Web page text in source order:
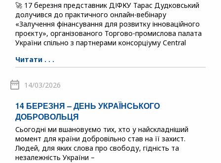
🚀 17 березня представник ДІФКУ Тарас Дудковський
долучився до практичного онлайн-вебінару
«Залучення фінансування для розвитку інноваційного
проєкту», організованого Торгово-промислова палата
України спільно з партнерами консорціуму Central
Читати . . .
14/03/2026
14 БЕРЕЗНЯ – ДЕНЬ УКРАЇНСЬКОГО
ДОБРОВОЛЬЦЯ
Сьогодні ми вшановуємо тих, хто у найскладніший
момент для країни добровільно став на її захист.
Людей, для яких слова про свободу, гідність та
незалежність України –